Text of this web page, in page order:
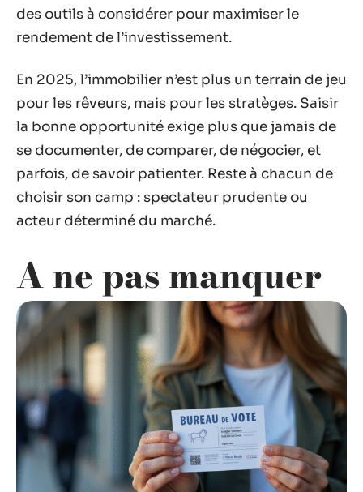
des outils à considérer pour maximiser le
rendement de l’investissement.
En 2025, l’immobilier n’est plus un terrain de jeu
pour les rêveurs, mais pour les stratèges. Saisir
la bonne opportunité exige plus que jamais de
se documenter, de comparer, de négocier, et
parfois, de savoir patienter. Reste à chacun de
choisir son camp : spectateur prudente ou
acteur déterminé du marché.
A ne pas manquer